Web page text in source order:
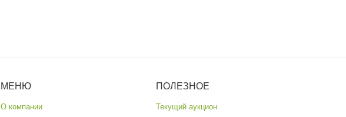
МЕНЮ
О компании
ПОЛЕЗНОЕ
Текущий аукцион